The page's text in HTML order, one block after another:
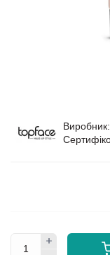
Виробник: